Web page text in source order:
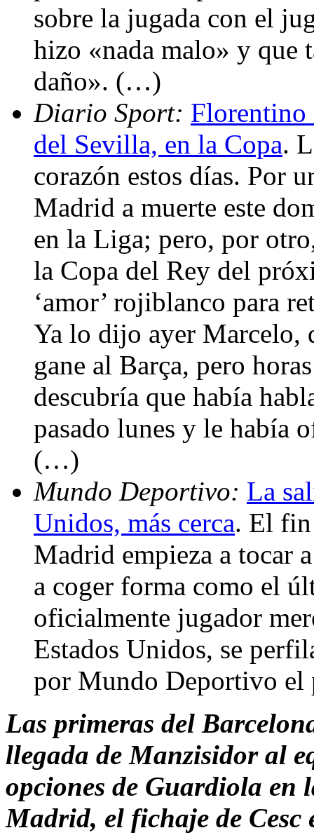
sobre la jugada con el
hizo «nada malo» y que
daño». (…)
Diario Sport: Florentino
del Sevilla, en la Copa.
corazón estos días. Por
Madrid a muerte este
en la Liga; pero, por
la Copa del Rey del
‘amor’ rojiblanco para
Ya lo dijo ayer Marcelo,
gane al Barça, pero
descubría que había
pasado lunes y le había
(…)
Mundo Deportivo: La
Unidos, más cerca. El fin
Madrid empieza a tocar
a coger forma como el
oficialmente jugador
Estados Unidos, se
por Mundo Deportivo
Las primeras del
llegada de Manzisidor al
opciones de Guardiola en
Madrid, el fichaje de